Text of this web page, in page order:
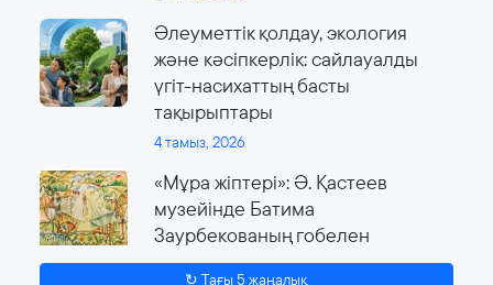
Әлеуметтік қолдау, экология
және кәсіпкерлік: сайлауалды
үгіт-насихаттың басты
тақырыптары
4 тамыз, 2026
«Мұра жіптері»: Ә. Қастеев
музейінде Батима
Заурбекованың гобелен
өнеріне арналған ауқымды
↻ Тағы 5 жаңалық